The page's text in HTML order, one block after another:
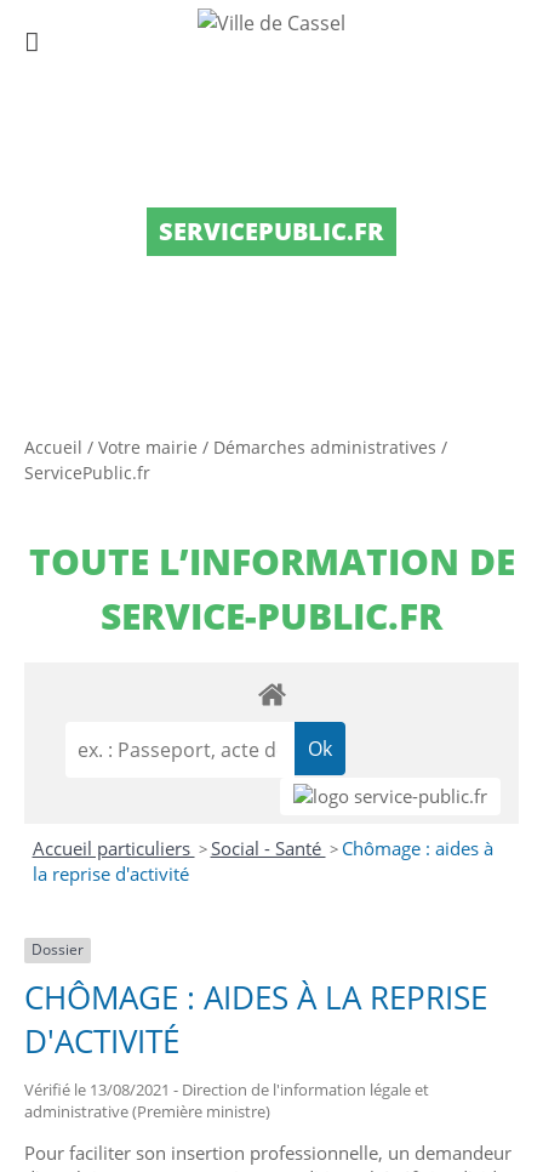
SERVICEPUBLIC.FR
Accueil / Votre mairie / Démarches administratives /
ServicePublic.fr
TOUTE L’INFORMATION DE
SERVICE-PUBLIC.FR
Accueil particuliers >Social - Santé > Chômage : aides à
la reprise d'activité
Dossier
CHÔMAGE : AIDES À LA REPRISE
D'ACTIVITÉ
Vérifié le 13/08/2021 - Direction de l'information légale et
administrative (Première ministre)
Pour faciliter son insertion professionnelle, un demandeur